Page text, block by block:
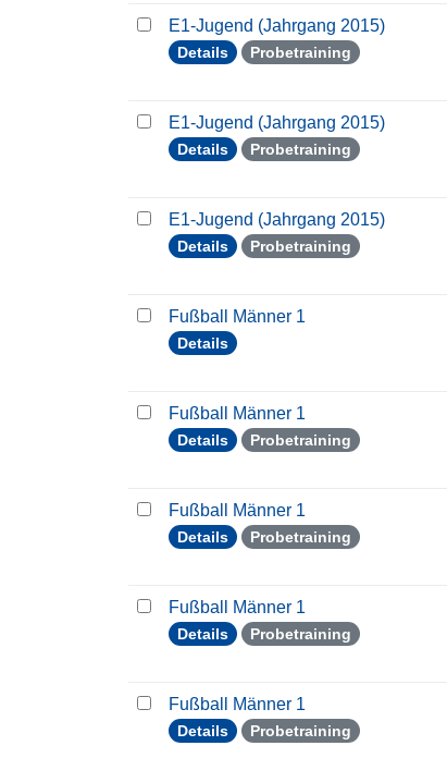
E1-Jugend (Jahrgang 2015)
Details Probetraining
E1-Jugend (Jahrgang 2015)
Details Probetraining
E1-Jugend (Jahrgang 2015)
Details Probetraining
Fußball Männer 1
Details
Fußball Männer 1
Details Probetraining
Fußball Männer 1
Details Probetraining
Fußball Männer 1
Details Probetraining
Fußball Männer 1
Details Probetraining